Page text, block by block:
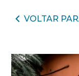
VOLTAR